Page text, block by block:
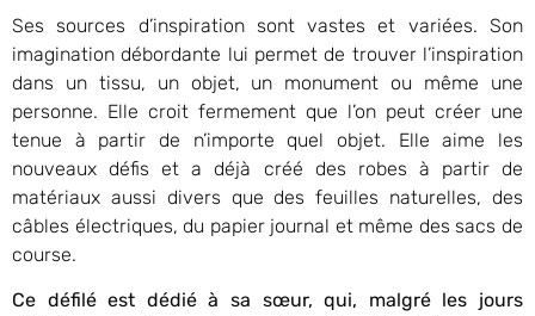
Ses sources d’inspiration sont vastes et variées. Son
imagination débordante lui permet de trouver l’inspiration
dans un tissu, un objet, un monument ou même une
personne. Elle croit fermement que l’on peut créer une
tenue à partir de n’importe quel objet. Elle aime les
nouveaux défis et a déjà créé des robes à partir de
matériaux aussi divers que des feuilles naturelles, des
câbles électriques, du papier journal et même des sacs de
course.
Ce défilé est dédié à sa sœur, qui, malgré les jours